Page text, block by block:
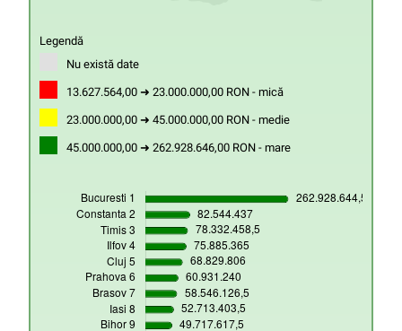
Legendă
Nu există date
13.627.564,00 ➜ 23.000.000,00 RON - mică
23.000.000,00 ➜ 45.000.000,00 RON - medie
45.000.000,00 ➜ 262.928.646,00 RON - mare